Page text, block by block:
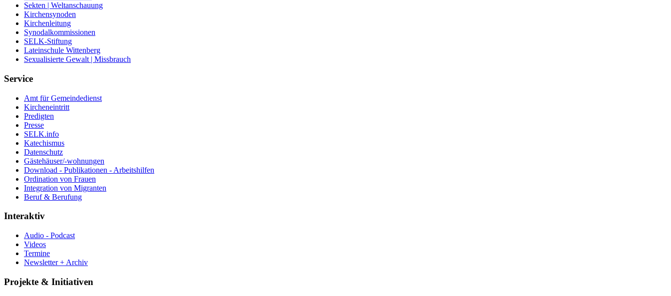
Sekten | Weltanschauung
Kirchensynoden
Kirchenleitung
Synodalkommissionen
SELK-Stiftung
Lateinschule Wittenberg
Sexualisierte Gewalt | Missbrauch
Service
Amt für Gemeindedienst
Kircheneintritt
Predigten
Presse
SELK.info
Katechismus
Datenschutz
Gästehäuser/-wohnungen
Download - Publikationen - Arbeitshilfen
Ordination von Frauen
Integration von Migranten
Beruf & Berufung
Interaktiv
Audio - Podcast
Videos
Termine
Newsletter + Archiv
Projekte & Initiativen